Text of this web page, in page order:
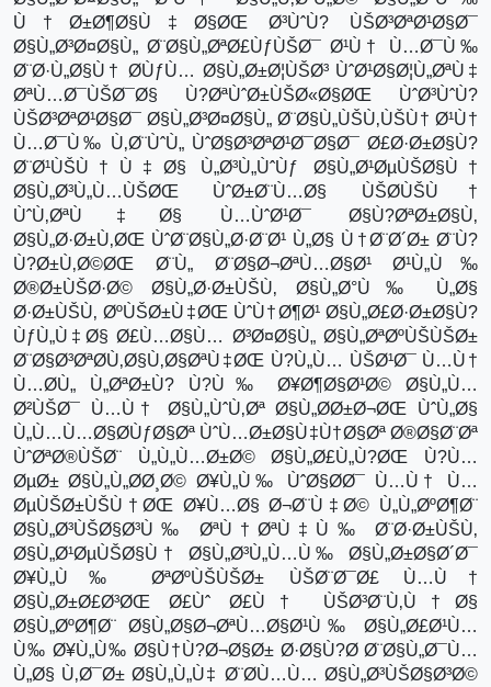
Ù†Ø±Ø¶Ø§Ù‡Ø§ØŒ Ø³ÙˆÙ? ÙŠØ³ØªØ¹Ø§Ø¯
Ø§Ù„Ø³Ø¤Ø§Ù„ Ø¨Ø§Ù„ØªØ£ÙƒÙŠØ¯ Ø¹Ù† Ù…Ø¯Ù‰
Ø¨Ø·Ù„Ø§Ù† Ø­ÙƒÙ… Ø§Ù„Ø±Ø¦ÙŠØ³ ÙˆØ¹Ø§Ø¦Ù„ØªÙ‡
ØªÙ…Ø¯ÙŠØ¯Ø§ Ù?ØªÙˆØ±ÙŠØ«Ø§ØŒ ÙˆØ³ÙˆÙ?
ÙŠØ³ØªØ¹Ø§Ø¯ Ø§Ù„Ø³Ø¤Ø§Ù„ Ø¨Ø§Ù„ÙŠÙ‚ÙŠÙ† Ø¹Ù†
Ù…Ø¯Ù‰ Ù‚Ø¨ÙˆÙ„ ÙˆØ§Ø³ØªØ¹Ø¯Ø§Ø¯ Ø£Ø·Ø±Ø§Ù?
Ø¨Ø¹ÙŠÙ†Ù‡Ø§ Ù„Ø³Ù„ÙˆÙƒ Ø§Ù„Ø¹ØµÙŠØ§Ù†
Ø§Ù„Ø³Ù„Ù…ÙŠØŒ ÙˆØ±Ø¨Ù…Ø§ ÙŠØ­ÙŠÙ†
ÙˆÙ‚ØªÙ‡Ø§ Ù…ÙˆØ¹Ø¯ Ø§Ù?ØªØ±Ø§Ù‚
Ø§Ù„Ø·Ø±Ù‚ØŒ ÙˆØ¨Ø§Ù„Ø·Ø¨Ø¹ Ù„Ø§ Ù†Ø¨Ø´Ø± Ø¨Ù?
Ù?Ø±Ù‚Ø©ØŒ Ø¨Ù„ Ø¨Ø§Ø¬ØªÙ…Ø§Ø¹ Ø¹Ù„Ù‰
Ø®Ø±ÙŠØ·Ø© Ø§Ù„Ø·Ø±ÙŠÙ‚ Ø§Ù„Ø°Ù‰ Ù„Ø§
Ø·Ø±ÙŠÙ‚ ØºÙŠØ±Ù‡ØŒ ÙˆÙ†Ø¶Ø¹ Ø§Ù„Ø£Ø·Ø±Ø§Ù?
ÙƒÙ„Ù‡Ø§ Ø£Ù…Ø§Ù… Ø³Ø¤Ø§Ù„ Ø§Ù„ØªØºÙŠÙŠØ±
Ø¨Ø§Ø³ØªØ­Ù‚Ø§Ù‚Ø§ØªÙ‡ØŒ Ù?Ù„Ù… ÙŠØ¹Ø¯ Ù…Ù†
Ù…Ø­Ù„ Ù„ØªØ±Ù? Ù?Ù‰ Ø¥Ø¶Ø§Ø¹Ø© Ø§Ù„Ù…
Ø²ÙŠØ¯ Ù…Ù† Ø§Ù„ÙˆÙ‚Øª Ø§Ù„Ø­Ø±Ø¬ØŒ ÙˆÙ„Ø§
Ù„Ù…Ù…Ø§Ø­ÙƒØ§Øª ÙˆÙ…Ø±Ø§Ù‡Ù†Ø§Øª Ø®Ø§Ø¨Øª
ÙˆØªØ®ÙŠØ¨ Ù„Ù„Ù…Ø±Ø© Ø§Ù„Ø£Ù„Ù?ØŒ Ù?Ù…
ØµØ± Ø§Ù„Ù„Ø­Ø¸Ø© Ø¥Ù„Ù‰ ÙˆØ§Ø­Ø¯ Ù…Ù† Ù…
ØµÙŠØ±ÙŠÙ†ØŒ Ø¥Ù…Ø§ Ø¬Ø¨Ù‡Ø© Ù„Ù„ØºØ¶Ø¨
Ø§Ù„Ø³ÙŠØ§Ø³Ù‰ ØªÙ†ØªÙ‡Ù‰ Ø¨Ø·Ø±ÙŠÙ‚
Ø§Ù„Ø¹ØµÙŠØ§Ù† Ø§Ù„Ø³Ù„Ù…Ù‰ Ø§Ù„Ø±Ø§Ø´Ø¯
Ø¥Ù„Ù‰ ØªØºÙŠÙŠØ± ÙŠØ¨Ø¯Ø£ Ù…Ù†
Ø§Ù„Ø±Ø£Ø³ØŒ Ø£Ùˆ Ø£Ù† ÙŠØ³Ø¨Ù‚Ù†Ø§
Ø§Ù„ØºØ¶Ø¨ Ø§Ù„Ø§Ø¬ØªÙ…Ø§Ø¹Ù‰ Ø§Ù„Ø£Ø¹Ù…
Ù‰ Ø¥Ù„Ù‰ Ø§Ù†Ù?Ø¬Ø§Ø± Ø·Ø§Ù?Ø­ Ø¨Ø§Ù„Ø¯Ù…
Ù„Ø§ Ù‚Ø¯Ø± Ø§Ù„Ù„Ù‡ Ø¨Ø­Ù…Ù… Ø§Ù„Ø³ÙŠØ§Ø³Ø©